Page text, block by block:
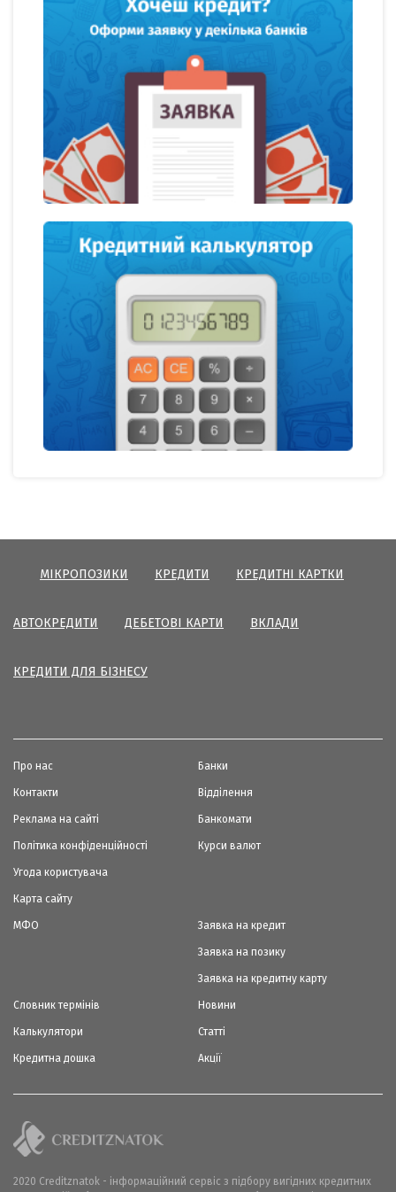
МІКРОПОЗИКИ КРЕДИТИ КРЕДИТНІ КАРТКИ
АВТОКРЕДИТИ ДЕБЕТОВІ КАРТИ ВКЛАДИ
КРЕДИТИ ДЛЯ БІЗНЕСУ
Про нас
Контакти
Реклама на сайті
Політика конфіденційності
Угода користувача
Карта сайту
Банки
Відділення
Банкомати
Курси валют
МФО Заявка на кредит
Заявка на позику
Заявка на кредитну карту
Словник термінів
Калькулятори
Кредитна дошка
Новини
Статті
Акції
2020 Creditznatok - інформаційний сервіс з підбору вигідних кредитних